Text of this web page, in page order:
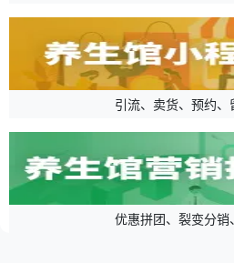
引流、卖货、预约、
优惠拼团、裂变分销